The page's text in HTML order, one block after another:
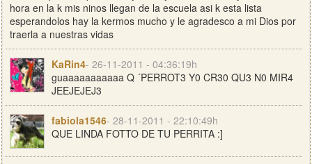
hora en la k mis ninos llegan de la escuela asi k esta lista
esperandolos hay la kermos mucho y le agradesco a mi Dios por
traerla a nuestras vidas
KaRin4- 26-11-2011 - 04:36:19h
guaaaaaaaaaaa Q ´PERROT3 Y0 CR30 QU3 N0 MIR4
JEEJEJEJ3
fabiola1546- 28-11-2011 - 22:10:49h
QUE LINDA FOTTO DE TU PERRITA :]